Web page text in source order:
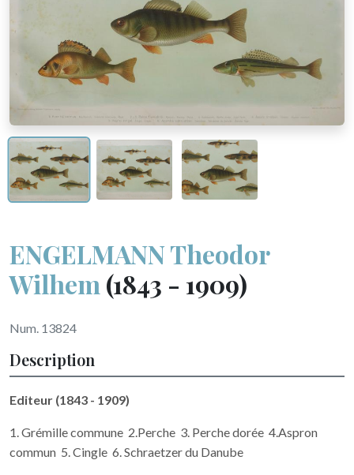
ENGELMANN Theodor
Wilhem (1843 - 1909)
Num. 13824
Description
Editeur (1843 - 1909)
1. Grémille commune 2.Perche 3. Perche dorée 4.Aspron
commun 5. Cingle 6. Schraetzer du Danube